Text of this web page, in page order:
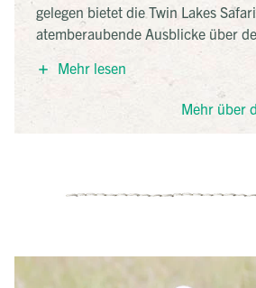
gelegen bietet die Twin Lakes
atemberaubende Ausblicke über
Elizabeth Nationalpark sowie bis
Lake George und sogar dem
Der Außenpool lädt nicht nur zu
Erfrischung ein, sondern
Mehr lesen
Mehr über